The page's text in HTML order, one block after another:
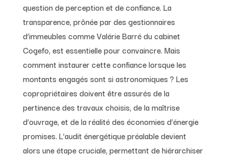
question de perception et de confiance. La
transparence, prônée par des gestionnaires
d’immeubles comme Valérie Barré du cabinet
Cogefo, est essentielle pour convaincre. Mais
comment instaurer cette confiance lorsque les
montants engagés sont si astronomiques ? Les
copropriétaires doivent être assurés de la
pertinence des travaux choisis, de la maîtrise
d’ouvrage, et de la réalité des économies d’énergie
promises. L’audit énergétique préalable devient
alors une étape cruciale, permettant de hiérarchiser